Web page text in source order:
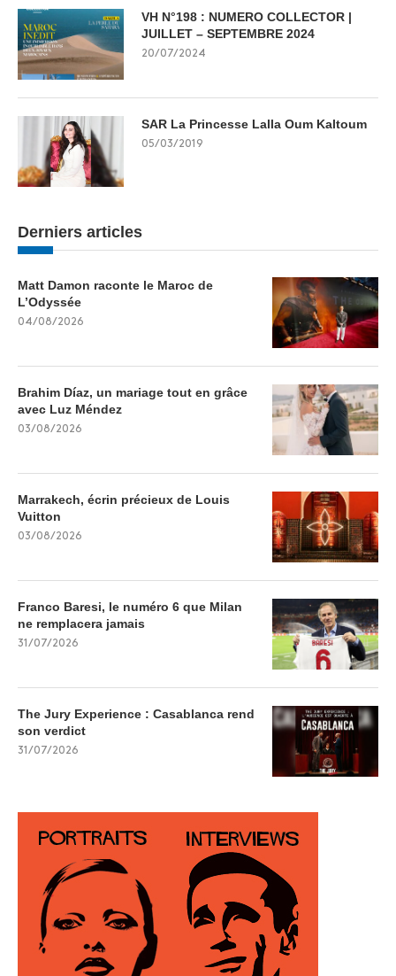
VH N°198 : NUMERO COLLECTOR |
JUILLET – SEPTEMBRE 2024
20/07/2024
SAR La Princesse Lalla Oum Kaltoum
05/03/2019
Derniers articles
Matt Damon raconte le Maroc de
L’Odyssée
04/08/2026
Brahim Díaz, un mariage tout en grâce
avec Luz Méndez
03/08/2026
Marrakech, écrin précieux de Louis
Vuitton
03/08/2026
Franco Baresi, le numéro 6 que Milan
ne remplacera jamais
31/07/2026
The Jury Experience : Casablanca rend
son verdict
31/07/2026